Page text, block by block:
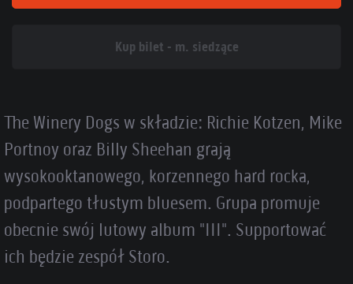
Kup bilet - m. siedzące
The Winery Dogs w składzie: Richie Kotzen, Mike
Portnoy oraz Billy Sheehan grają
wysokooktanowego, korzennego hard rocka,
podpartego tłustym bluesem. Grupa promuje
obecnie swój lutowy album "III". Supportować
ich będzie zespół Storo.